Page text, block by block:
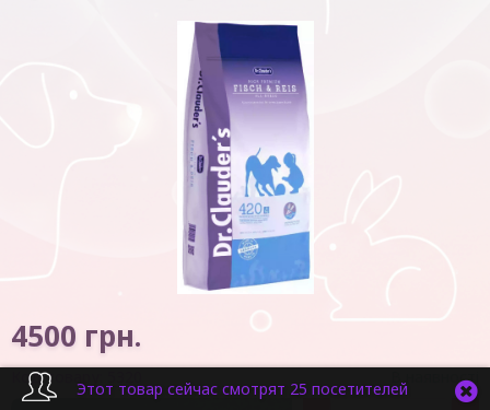
4500 грн.
Код товару: В наявності
Этот товар сейчас смотрят 25 посетителей